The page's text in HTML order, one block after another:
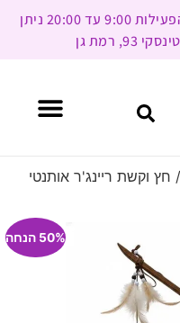
ניתן להגיע בתיאום מראש | בשעות הפעילות 9:00 עד 20:00 ניתן
רמת גן
/ חץ וקשת ריינג'ר אותנטי
50% הנחה